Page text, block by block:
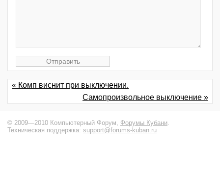
« Комп виснит при выключении.
Самопроизвольное выключение »
© 2009—2010 Компьютерный Форум, Форумы Кубани
Техническая поддержка: support@forums-kuban.ru